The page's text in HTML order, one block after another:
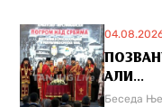
АЛИ...
Беседа